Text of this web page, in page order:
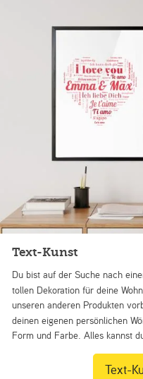
Text-Kunst
Du bist auf der Suche nach
tollen Dekoration für deine
unseren anderen Produkten
deinen eigenen persönlichen
Form und Farbe. Alles kannst
Text-